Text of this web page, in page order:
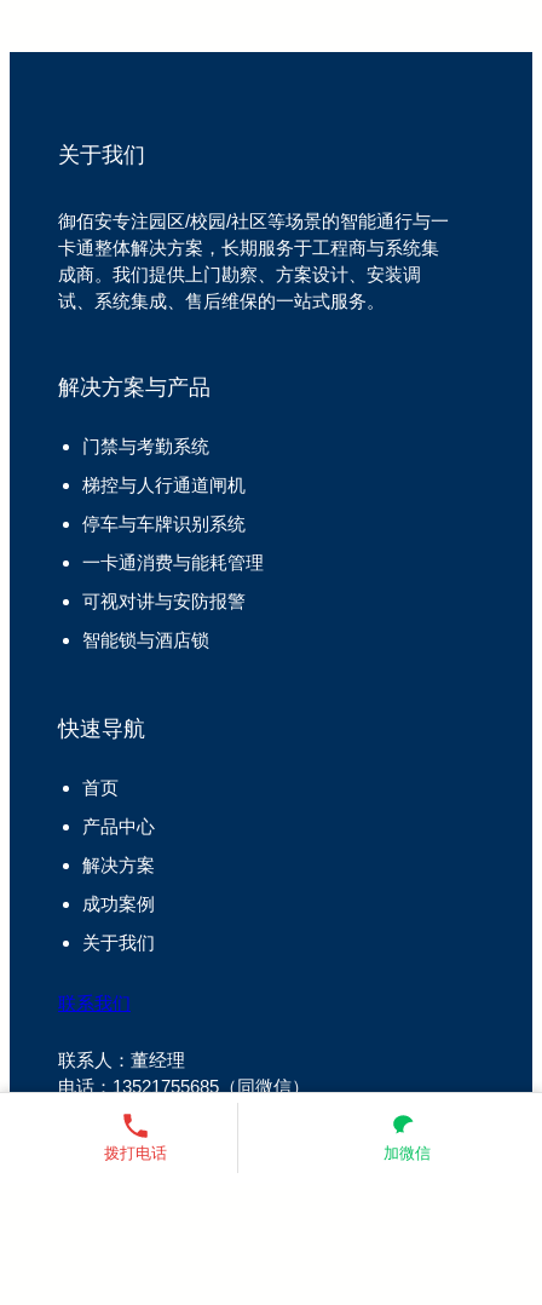
关于我们
御佰安专注园区/校园/社区等场景的智能通行与一
卡通整体解决方案，长期服务于工程商与系统集
成商。我们提供上门勘察、方案设计、安装调
试、系统集成、售后维保的一站式服务。
解决方案与产品
门禁与考勤系统
梯控与人行通道闸机
停车与车牌识别系统
一卡通消费与能耗管理
可视对讲与安防报警
智能锁与酒店锁
快速导航
首页
产品中心
解决方案
成功案例
关于我们
联系我们
联系人：董经理
电话：13521755685（同微信）
微信：扫码添加下方二维码
拨打电话 加微信